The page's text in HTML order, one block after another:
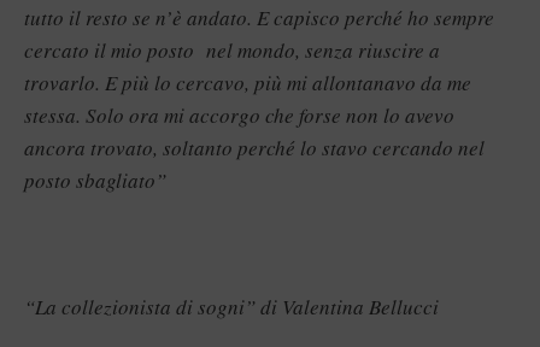
tutto il resto se n’è andato. E capisco perché ho sempre
cercato il mio posto nel mondo, senza riuscire a
trovarlo. E più lo cercavo, più mi allontanavo da me
stessa. Solo ora mi accorgo che forse non lo avevo
ancora trovato, soltanto perché lo stavo cercando nel
posto sbagliato”
“La collezionista di sogni” di Valentina Bellucci